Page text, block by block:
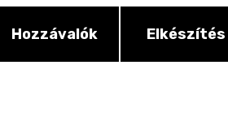
Hozzávalók Elkészítés